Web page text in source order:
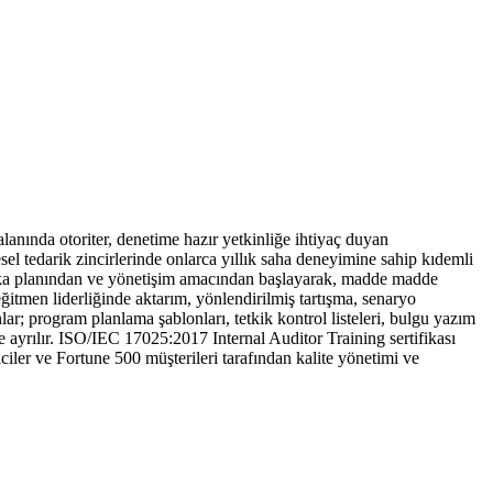
otoriter, denetime hazır yetkinliğe ihtiyaç duyan
tedarik zincirlerinde onlarca yıllık saha deneyimine sahip kıdemli
planından ve yönetişim amacından başlayarak, madde madde
liderliğinde aktarım, yönlendirilmiş tartışma, senaryo
program planlama şablonları, tetkik kontrol listeleri, bulgu yazım
ISO/IEC 17025:2017 Internal Auditor Training sertifikası
ve Fortune 500 müşterileri tarafından kalite yönetimi ve